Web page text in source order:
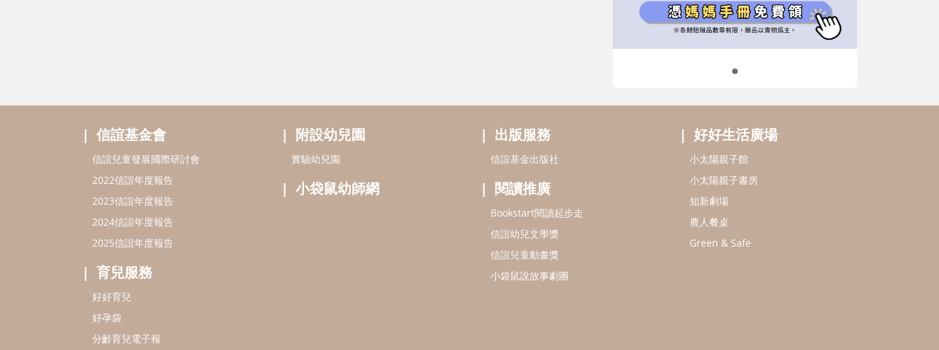
信誼基金會
信誼兒童發展國際研討會
2022信誼年度報告
2023信誼年度報告
2024信誼年度報告
2025信誼年度報告
育兒服務
好好育兒
好孕袋
分齡育兒電子報
附設幼兒園
實驗幼兒園
小袋鼠幼師網
出版服務
信誼基金出版社
閱讀推廣
Bookstart閱讀起步走
信誼幼兒文學獎
信誼兒童動畫獎
小袋鼠說故事劇團
好好生活廣場
小太陽親子館
小太陽親子書房
知新劇場
農人餐桌
Green & Safe